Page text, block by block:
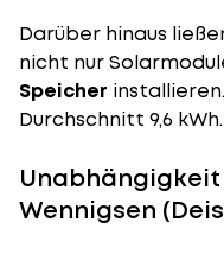
Darüber hinaus
nicht nur
Speicher
Durchschnitt 9,6 kWh.
Wennigsen